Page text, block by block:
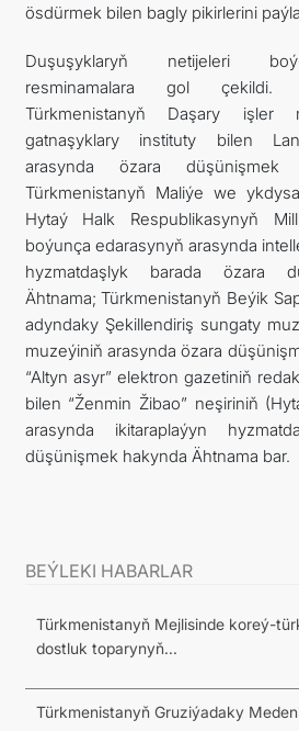
ösdürmek bilen bagly pikirlerini
Duşuşyklaryň netijeleri
resminamalara gol çekildi.
Türkmenistanyň Daşary işler
gatnaşyklary instituty bilen
arasynda özara düşünişmek
Türkmenistanyň Maliýe we
Hytaý Halk Respublikasynyň
boýunça edarasynyň arasynda
hyzmatdaşlyk barada özara
Ähtnama; Türkmenistanyň Beýik
adyndaky Şekillendiriş sungaty
muzeýiniň arasynda özara
“Altyn asyr” elektron gazetiniň
bilen “Ženmin Žibao” neşiriniň
arasynda ikitaraplaýyn
düşünişmek hakynda Ähtnama bar.
BEÝLEKI HABARLAR
Türkmenistanyň Mejlisinde koreý-
dostluk toparynyň...
Türkmenistanyň Gruziýadaky